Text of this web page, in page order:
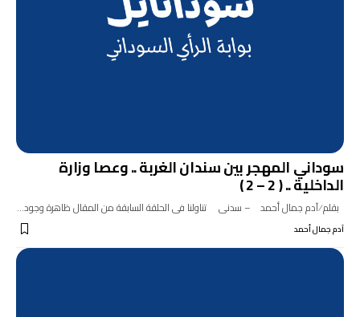
سوداني المهجر بين سندان الغربة .. وعصا وزارة
الداخلية .. ( 2 – 2 )
بقلم ⁄ آدم جمال أحمد – سدنى تناولنا فى الحلقة السابقة من المقال ظاهرة وجود…
آدم جمال أحمد